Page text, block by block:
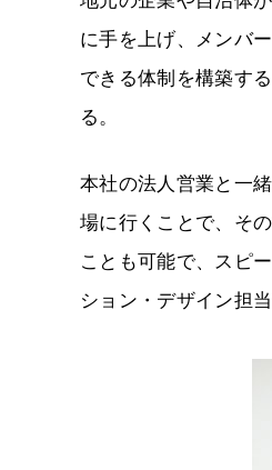
に手を上げ、メンバ
できる体制を構築す
る。
本社の法人営業と一
場に行くことで、そ
ことも可能で、スピ
ション・デザイン担